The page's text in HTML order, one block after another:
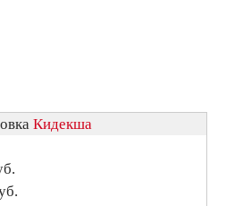
Кидекша